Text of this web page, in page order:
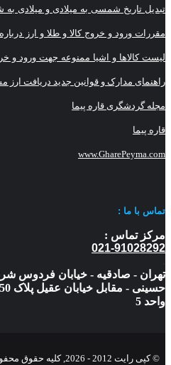
تبدیل تاریخ شمسی به میلادی و میلادی
مقررات ورود و خروج کالا و طلا و ارز
لیست کالاها و اشیا ممنوعه جهت ورود و
راهنمای مدارک و قوانین جدید دریافت ارز
مجله گردشگری قاره پیما
قاره پیما
www.GharePeyma.com
تماس با ما :
مرکز تماس :
021-91028292
تهران - صادقیه - خیابان فردوس
واحد 5
© کپی رایت 2012 - 2026, کلیه حقوق محفوظ است |